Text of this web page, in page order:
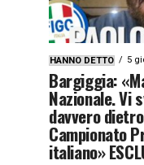
HANNO DETTO 5
Bargiggia:
Nazionale. Vi
davvero
Campionato
italiano»